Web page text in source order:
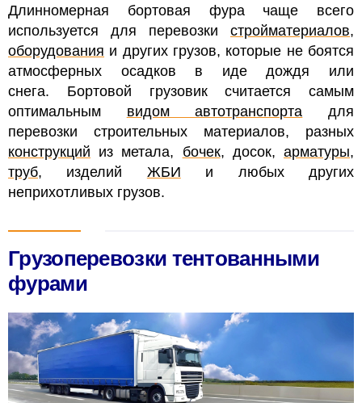
Длинномерная бортовая фура чаще всего
используется для перевозки стройматериалов,
оборудования и других грузов, которые не боятся
атмосферных осадков в иде дождя или
снега. Бортовой грузовик считается самым
оптимальным видом автотранспорта для
перевозки строительных материалов, разных
конструкций из метала, бочек, досок,арматуры,
труб, изделий ЖБИ и любых других
неприхотливых грузов.
Грузоперевозки тентованными
фурами